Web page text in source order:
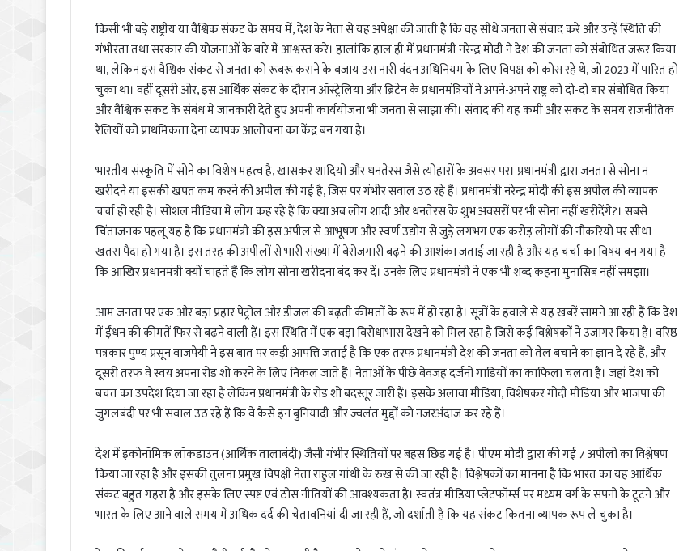
किसी भी बड़े राष्ट्रीय या वैश्विक संकट के समय में, देश के नेता से यह अपेक्षा की जाती है कि वह सीधे जनता से संवाद करे और उन्हें स्थिति की
गंभीरता तथा सरकार की योजनाओं के बारे में आश्वस्त करे। हालांकि हाल ही में प्रधानमंत्री नरेन्द्र मोदी ने देश की जनता को संबोधित जरूर किया
था, लेकिन इस वैश्विक संकट से जनता को रूबरू कराने के बजाय उस नारी वंदन अधिनियम के लिए विपक्ष को कोस रहे थे, जो 2023 में पारित हो
चुका था। वहीं दूसरी ओर, इस आर्थिक संकट के दौरान ऑस्ट्रेलिया और ब्रिटेन के प्रधानमंत्रियों ने अपने-अपने राष्ट्र को दो-दो बार संबोधित किया
और वैश्विक संकट के संबंध में जानकारी देते हुए अपनी कार्ययोजना भी जनता से साझा की। संवाद की यह कमी और संकट के समय राजनीतिक
रैलियों को प्राथमिकता देना व्यापक आलोचना का केंद्र बन गया है।
भारतीय संस्कृति में सोने का विशेष महत्व है, खासकर शादियों और धनतेरस जैसे त्योहारों के अवसर पर। प्रधानमंत्री द्वारा जनता से सोना न
खरीदने या इसकी खपत कम करने की अपील की गई है, जिस पर गंभीर सवाल उठ रहे हैं। प्रधानमंत्री नरेन्द्र मोदी की इस अपील की व्यापक
चर्चा हो रही है। सोशल मीडिया में लोग कह रहे हैं कि क्या अब लोग शादी और धनतेरस के शुभ अवसरों पर भी सोना नहीं खरीदेंगे?। सबसे
चिंताजनक पहलू यह है कि प्रधानमंत्री की इस अपील से आभूषण और स्वर्ण उद्योग से जुड़े लगभग एक करोड़ लोगों की नौकरियों पर सीधा
खतरा पैदा हो गया है। इस तरह की अपीलों से भारी संख्या में बेरोजगारी बढ़ने की आशंका जताई जा रही है और यह चर्चा का विषय बन गया है
कि आखिर प्रधानमंत्री क्यों चाहते हैं कि लोग सोना खरीदना बंद कर दें। उनके लिए प्रधानमंत्री ने एक भी शब्द कहना मुनासिब नहीं समझा।
आम जनता पर एक और बड़ा प्रहार पेट्रोल और डीजल की बढ़ती कीमतों के रूप में हो रहा है। सूत्रों के हवाले से यह खबरें सामने आ रही हैं कि देश
में ईंधन की कीमतें फिर से बढ़ने वाली हैं। इस स्थिति में एक बड़ा विरोधाभास देखने को मिल रहा है जिसे कई विश्लेषकों ने उजागर किया है। वरिष्ठ
पत्रकार पुण्य प्रसून वाजपेयी ने इस बात पर कड़ी आपत्ति जताई है कि एक तरफ प्रधानमंत्री देश की जनता को तेल बचाने का ज्ञान दे रहे हैं, और
दूसरी तरफ वे स्वयं अपना रोड शो करने के लिए निकल जाते हैं। नेताओं के पीछे बेवजह दर्जनों गाडियों का काफिला चलता है। जहां देश को
बचत का उपदेश दिया जा रहा है लेकिन प्रधानमंत्री के रोड शो बदस्तूर जारी हैं। इसके अलावा मीडिया, विशेषकर गोदी मीडिया और भाजपा की
जुगलबंदी पर भी सवाल उठ रहे हैं कि वे कैसे इन बुनियादी और ज्वलंत मुद्दों को नजरअंदाज कर रहे हैं।
देश में इकोनॉमिक लॉकडाउन (आर्थिक तालाबंदी) जैसी गंभीर स्थितियों पर बहस छिड़ गई है। पीएम मोदी द्वारा की गई 7 अपीलों का विश्लेषण
किया जा रहा है और इसकी तुलना प्रमुख विपक्षी नेता राहुल गांधी के रुख से की जा रही है। विश्लेषकों का मानना है कि भारत का यह आर्थिक
संकट बहुत गहरा है और इसके लिए स्पष्ट एवं ठोस नीतियों की आवश्यकता है। स्वतंत्र मीडिया प्लेटफॉर्म्स पर मध्यम वर्ग के सपनों के टूटने और
भारत के लिए आने वाले समय में अधिक दर्द की चेतावनियां दी जा रही हैं, जो दर्शाती हैं कि यह संकट कितना व्यापक रूप ले चुका है।